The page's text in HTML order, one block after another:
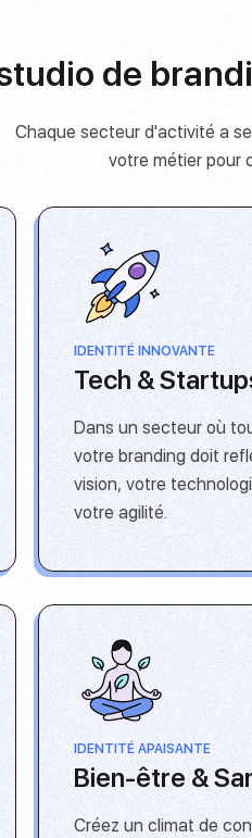
de
Chaque secteur d'activité a
votre métier pour
IDENTITÉ INNOVANTE
Tech &
Dans un secteur où
votre branding doit
vision, votre
votre agilité.
IDENTITÉ APAISANTE
Bien-être &
Créez un climat de